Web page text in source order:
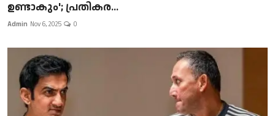
ഉണ്ടാകും'; പ്രതികര...
Admin Nov 6, 2025 0